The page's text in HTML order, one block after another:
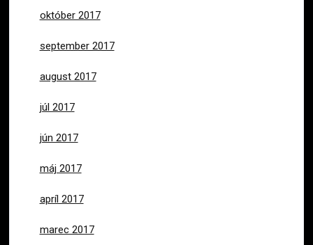
október 2017
september 2017
august 2017
júl 2017
jún 2017
máj 2017
apríl 2017
marec 2017